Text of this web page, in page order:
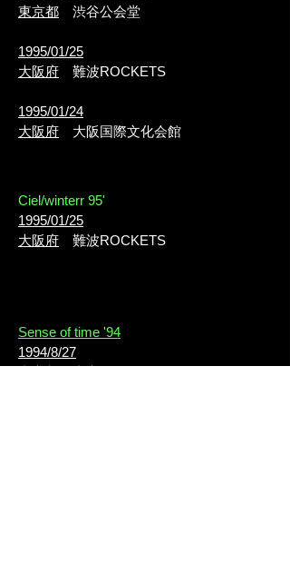
東京都 渋谷公会堂
1995/01/25
大阪府 難波ROCKETS
1995/01/24
大阪府 大阪国際文化会館
Ciel/winterr 95'
1995/01/25
大阪府 難波ROCKETS
Sense of time '94
1994/8/27